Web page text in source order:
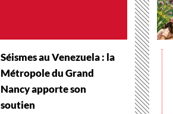
Séismes au Venezuela : la
Métropole du Grand
Nancy apporte son
soutien